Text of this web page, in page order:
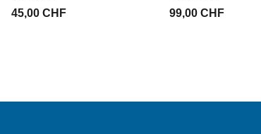
45,00 CHF 99,00 CHF